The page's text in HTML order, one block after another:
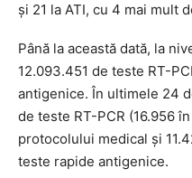
şi 21 la ATI, cu 4 mai mult
Până la această dată, la
12.093.451 de teste RT-
antigenice. În ultimele 24
de teste RT-PCR (16.956
protocolului medical şi
teste rapide antigenice.